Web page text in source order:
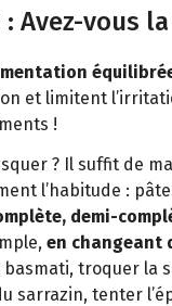
Avez-vous
et limitent
!
? Il suffit de
l’habitude :
demi-
en changeant
troquer la
sarrazin, tenter